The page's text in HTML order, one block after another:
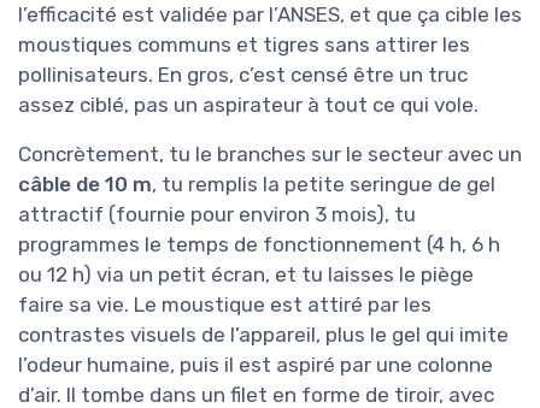
l’efficacité est validée par l’ANSES, et que ça cible les
moustiques communs et tigres sans attirer les
pollinisateurs. En gros, c’est censé être un truc
assez ciblé, pas un aspirateur à tout ce qui vole.
Concrètement, tu le branches sur le secteur avec un
câble de 10 m, tu remplis la petite seringue de gel
attractif (fournie pour environ 3 mois), tu
programmes le temps de fonctionnement (4 h, 6 h
ou 12 h) via un petit écran, et tu laisses le piège
faire sa vie. Le moustique est attiré par les
contrastes visuels de l’appareil, plus le gel qui imite
l’odeur humaine, puis il est aspiré par une colonne
d’air. Il tombe dans un filet en forme de tiroir, avec